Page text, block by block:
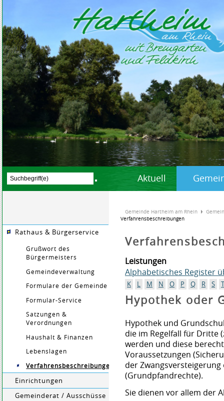
Aktuell
Rathaus & Bürgerservice
Grußwort des
Bürgermeisters
Gemeindeverwaltung
Formulare der Gemeinde
Formular-Service
Satzungen &
Verordnungen
Haushalt & Finanzen
Lebenslagen
Verfahrensbeschreibungen
Einrichtungen
Gemeinderat / Ausschüsse
Gemeinde Hartheim am Rhein
Verfahrensbeschreibungen
Leistungen
Alphabetisches Register
K L M N O P Q R S
Hypothek oder
Hypothek und
die im Regelfall für Dritte
werden und diese
Voraussetzungen
der
(Grundpfandrechte).
Sie dienen vor allem der